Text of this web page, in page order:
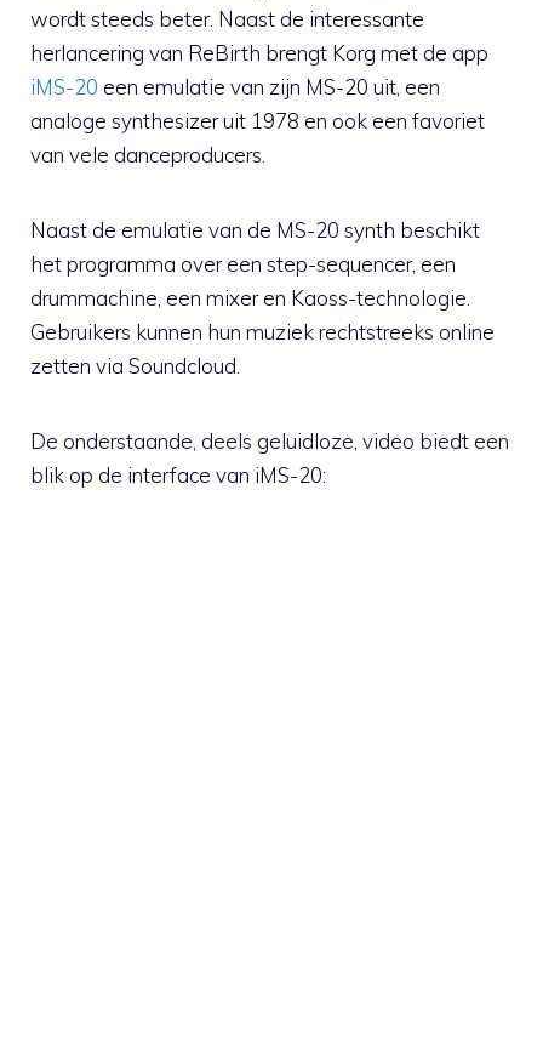
wordt steeds beter. Naast de interessante
herlancering van ReBirth brengt Korg met de app
iMS-20 een emulatie van zijn MS-20 uit, een
analoge synthesizer uit 1978 en ook een favoriet
van vele danceproducers.
Naast de emulatie van de MS-20 synth beschikt
het programma over een step-sequencer, een
drummachine, een mixer en Kaoss-technologie.
Gebruikers kunnen hun muziek rechtstreeks online
zetten via Soundcloud.
De onderstaande, deels geluidloze, video biedt een
blik op de interface van iMS-20: